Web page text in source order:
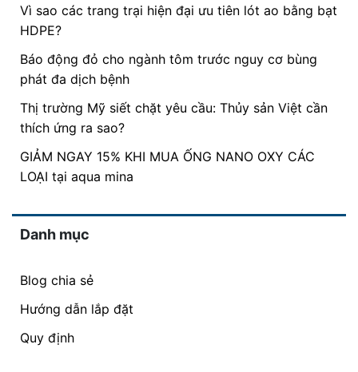
Vì sao các trang trại hiện đại ưu tiên lót ao bằng bạt
HDPE?
Báo động đỏ cho ngành tôm trước nguy cơ bùng
phát đa dịch bệnh
Thị trường Mỹ siết chặt yêu cầu: Thủy sản Việt cần
thích ứng ra sao?
GIẢM NGAY 15% KHI MUA ỐNG NANO OXY CÁC
LOẠI tại aqua mina
Danh mục
Blog chia sẻ
Hướng dẫn lắp đặt
Quy định